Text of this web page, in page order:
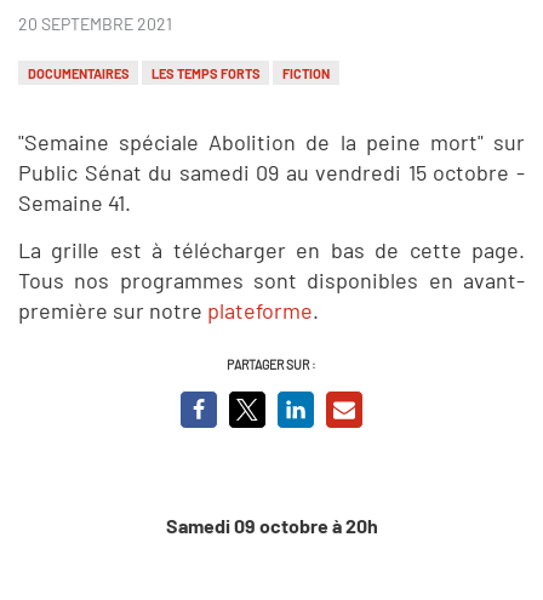
20 SEPTEMBRE 2021
DOCUMENTAIRES LES TEMPS FORTS FICTION
"Semaine spéciale Abolition de la peine mort" sur
Public Sénat du samedi 09 au vendredi 15 octobre -
Semaine 41.
La grille est à télécharger en bas de cette page.
Tous nos programmes sont disponibles en avant-
première sur notre plateforme.
PARTAGER SUR :
Samedi 09 octobre à 20h